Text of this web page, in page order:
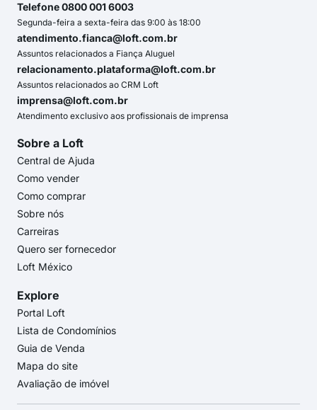
Telefone 0800 001 6003
Segunda-feira a sexta-feira das 9:00 às 18:00
atendimento.fianca@loft.com.br
Assuntos relacionados a Fiança Aluguel
relacionamento.plataforma@loft.com.br
Assuntos relacionados ao CRM Loft
imprensa@loft.com.br
Atendimento exclusivo aos profissionais de imprensa
Sobre a Loft
Central de Ajuda
Como vender
Como comprar
Sobre nós
Carreiras
Quero ser fornecedor
Loft México
Explore
Portal Loft
Lista de Condomínios
Guia de Venda
Mapa do site
Avaliação de imóvel